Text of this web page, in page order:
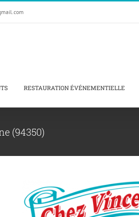
RESTAURATION ÉVÉNEMENTIELLE
(94350)